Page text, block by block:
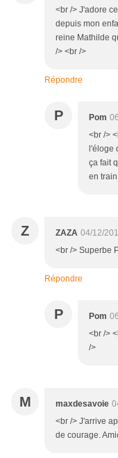
<br /> J'adore
depuis mon
reine Mathilde
/> <br />
Répondre
P Pom
<br />
l'éloge
ça fait
en
Z ZAZA 04/12/
<br /> Superbe
Répondre
P Pom
<br />
/>
M maxdesavoie
<br /> J'arrive
de courage.